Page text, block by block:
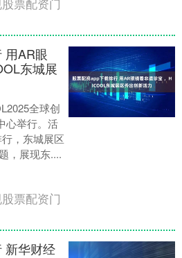
用AR眼
东城展
全球创
心举行。活
，东城展区
，展现东....
票配资门
新华财经